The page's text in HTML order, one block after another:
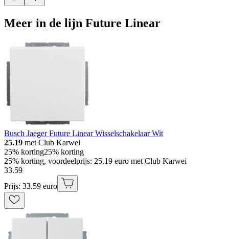
Meer in de lijn Future Linear
Busch Jaeger Future Linear Wisselschakelaar Wit
25.19 met Club Karwei
25% korting25% korting
25% korting, voordeelprijs: 25.19 euro met Club Karwei
33.59
Prijs: 33.59 euro